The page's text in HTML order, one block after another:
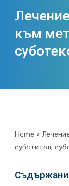
към
Home »
субститол,